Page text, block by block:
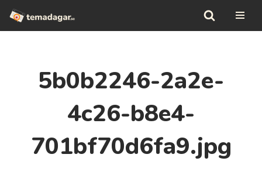
Hoppa
5b0b2246-2a2e-
4c26-b8e4-
701bf70d6fa9.jpg